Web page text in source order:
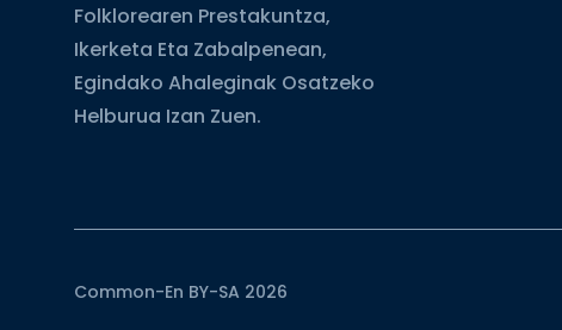
Folklorearen Prestakuntza,
Ikerketa Eta Zabalpenean,
Egindako Ahaleginak Osatzeko
Helburua Izan Zuen.
Common-En BY-SA 2026